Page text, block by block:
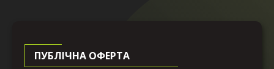
ПУБЛІЧНА ОФЕРТА